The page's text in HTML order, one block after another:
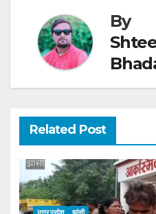
By
Related Post
उत्तर प्रदेश झांसी